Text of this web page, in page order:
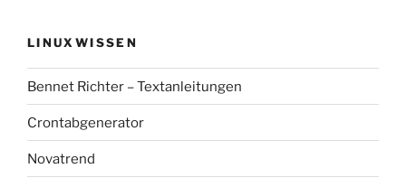
LINUXWISSEN
Bennet Richter – Textanleitungen
Crontabgenerator
Novatrend